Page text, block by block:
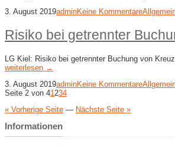
3. August 2019adminKeine Kommentare
Risiko bei getrennter
LG Kiel: Risiko bei getrennter Buchung von
weiterlesen →
3. August 2019adminKeine Kommentare
Seite 2 von 41 234
« Vorherige Seite — Nächste Seite »
Informationen